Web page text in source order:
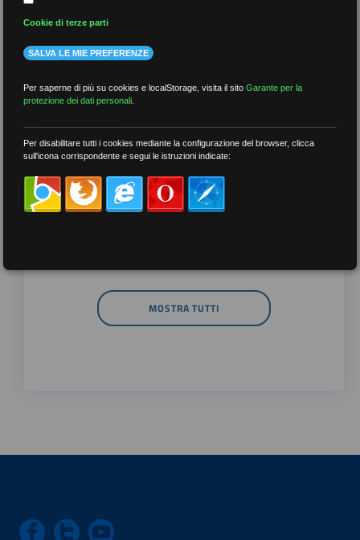
più recenti
meno recenti
per tag
##DS ##FGU ##Gilda
MOSTRA TUTTI
Cookie di terze parti
SALVA LE MIE PREFERENZE
Per saperne di più su cookies e localStorage, visita il sitoGarante per la
protezione dei dati personali
Per disabilitare tutti i cookies mediante la configurazione del browser, clicca
sull'icona corrispondente e segui le istruzioni indicate: